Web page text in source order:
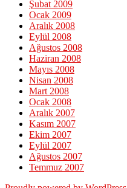
Şubat 2009
Ocak 2009
Aralık 2008
Eylül 2008
Ağustos 2008
Haziran 2008
Mayıs 2008
Nisan 2008
Mart 2008
Ocak 2008
Aralık 2007
Kasım 2007
Ekim 2007
Eylül 2007
Ağustos 2007
Temmuz 2007